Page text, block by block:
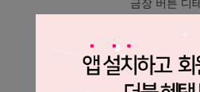
금장 버튼 디
반팔 니트 가디건 + 숏
가볍지만 세련된 무드